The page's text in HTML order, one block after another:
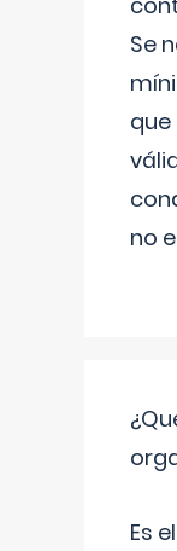
Se
que
no
Es